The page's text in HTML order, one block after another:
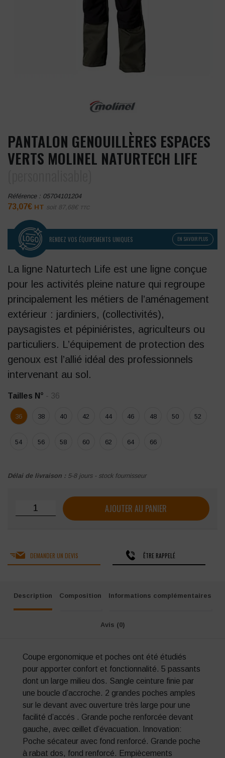
PANTALON GENOUILLÈRES ESPACES
VERTS MOLINEL NATURTECH LIFE
Référence : 05704101204
73,07€ HT soit 87,68€ TTC
RENDEZ VOS ÉQUIPEMENTS UNIQUES EN SAVOIR PLUS
La ligne Naturtech Life est une ligne conçue
pour les activités pleine nature qui regroupe
principalement les métiers de l’aménagement
extérieur : jardiniers, (collectivités),
paysagistes et pépiniéristes, agriculteurs ou
particuliers. L’équipement de protection des
genoux est l’allié idéal des professionnels
intervenant au sol.
Tailles N° - 36
36 38 40 42 44 46 48 50 52
54 56 58 60 62 64 66
Délai de livraison : 5-8 jours - stock fournisseur
quantité de Pantalon genouillères espaces verts Molinel
AJOUTER AU PANIER
DEMANDER UN DEVIS ÊTRE RAPPELÉ
Description Composition Informations complémentaires
Avis (0)
Coupe ergonomique et poches ont été étudiés
pour apporter confort et fonctionnalité. 5 passants
dont un large milieu dos. Sangle ceinture finie par
une boucle d’accroche. 2 grandes poches amples
sur le devant avec ouverture très large pour une
facilité d’accés . Grande poche renforcée devant
gauche, avec œillet d’évacuation. Innovation:
Poche sécateur avec fond renforcé. Grande poche
à rabat dos, fond renforcé. Empiècements